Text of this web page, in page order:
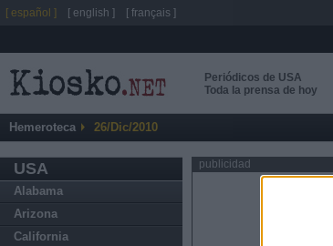
Periódicos de USA
Toda la prensa de hoy
Hemeroteca 26/Dic/2010
USA
Alabama
Arizona
California
publicidad
[ español ] [ english ] [ français ]